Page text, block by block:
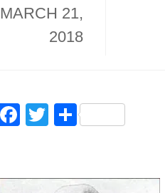
MARCH 21,
2018
Facebook
Twitter
Share